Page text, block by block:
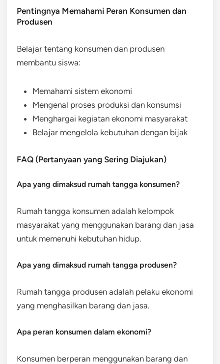
Pentingnya Memahami Peran Konsumen dan
Produsen
Belajar tentang konsumen dan produsen
membantu siswa:
Memahami sistem ekonomi
Mengenal proses produksi dan konsumsi
Menghargai kegiatan ekonomi masyarakat
Belajar mengelola kebutuhan dengan bijak
FAQ (Pertanyaan yang Sering Diajukan)
Apa yang dimaksud rumah tangga konsumen?
Rumah tangga konsumen adalah kelompok
masyarakat yang menggunakan barang dan jasa
untuk memenuhi kebutuhan hidup.
Apa yang dimaksud rumah tangga produsen?
Rumah tangga produsen adalah pelaku ekonomi
yang menghasilkan barang dan jasa.
Apa peran konsumen dalam ekonomi?
Konsumen berperan menggunakan barang dan